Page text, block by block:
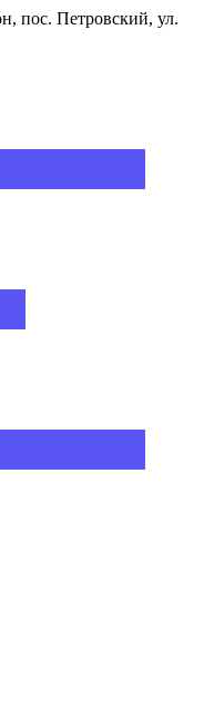
пос. Петровский, ул.